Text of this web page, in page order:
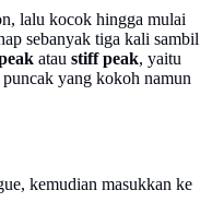
lalu kocok hingga mulai
sebanyak tiga kali sambil
atau stiff peak, yaitu
yang kokoh namun
kemudian masukkan ke